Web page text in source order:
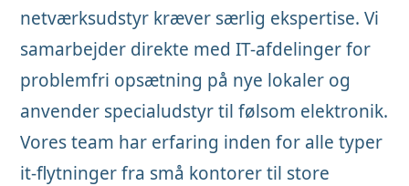
netværksudstyr kræver særlig ekspertise. Vi
samarbejder direkte med IT-afdelinger for
problemfri opsætning på nye lokaler og
anvender specialudstyr til følsom elektronik.
Vores team har erfaring inden for alle typer
it-flytninger fra små kontorer til store